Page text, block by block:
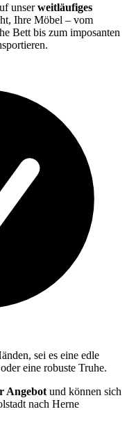
unserweitläufiges
Ihre Möbel – vom
Bett bis zum imposanten
sei es eine edle
eine robuste Truhe.
Angebot und können sich
nach Herne